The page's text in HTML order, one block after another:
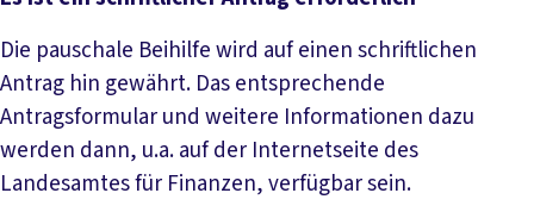
Die pauschale Beihilfe wird auf einen schriftlichen
Antrag hin gewährt. Das entsprechende
Antragsformular und weitere Informationen dazu
werden dann, u.a. auf der Internetseite des
Landesamtes für Finanzen, verfügbar sein.